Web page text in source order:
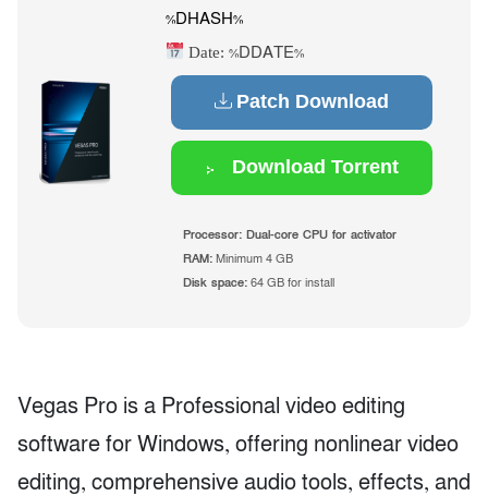
%DHASH%
Date:%DDATE%
Patch Download
Download Torrent
Processor: Dual-core CPU for activator
RAM: Minimum 4 GB
Disk space: 64 GB for install
Vegas Pro is a Professional video editing
software for Windows, offering nonlinear video
editing, comprehensive audio tools, effects, and